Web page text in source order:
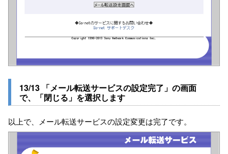
13/13 「メール転送サービスの設定完了」の画面
で、「閉じる」を選択します
以上で、メール転送サービスの設定変更は完了です。